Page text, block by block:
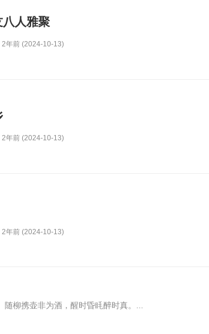
人雅聚
2年前 (2024-10-13)
2年前 (2024-10-13)
2年前 (2024-10-13)
柳携壶非为酒，醒时昏眊醉时真。...